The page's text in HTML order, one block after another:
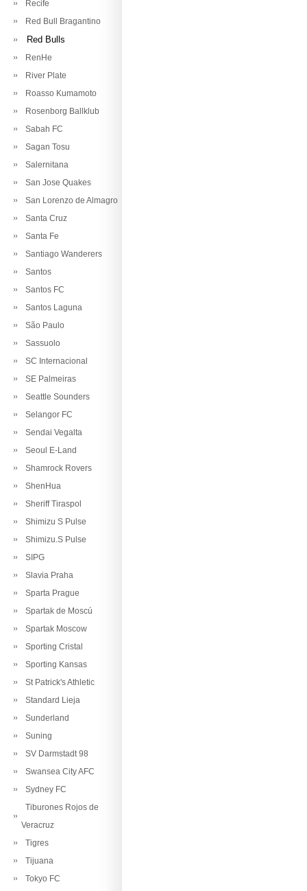
Recife
Red Bull Bragantino
Red Bulls
RenHe
River Plate
Roasso Kumamoto
Rosenborg Ballklub
Sabah FC
Sagan Tosu
Salernitana
San Jose Quakes
San Lorenzo de Almagro
Santa Cruz
Santa Fe
Santiago Wanderers
Santos
Santos FC
Santos Laguna
São Paulo
Sassuolo
SC Internacional
SE Palmeiras
Seattle Sounders
Selangor FC
Sendai Vegalta
Seoul E-Land
Shamrock Rovers
ShenHua
Sheriff Tiraspol
Shimizu S Pulse
Shimizu.S Pulse
SIPG
Slavia Praha
Sparta Prague
Spartak de Moscú
Spartak Moscow
Sporting Cristal
Sporting Kansas
St Patrick's Athletic
Standard Lieja
Sunderland
Suning
SV Darmstadt 98
Swansea City AFC
Sydney FC
Tiburones Rojos de
Veracruz
Tigres
Tijuana
Tokyo FC